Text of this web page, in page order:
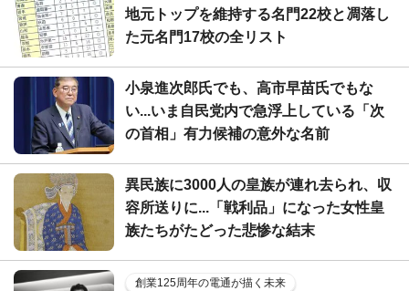
地元トップを維持する名門22校と凋落し
た元名門17校の全リスト
小泉進次郎氏でも、高市早苗氏でもな
い...いま自民党内で急浮上している「次
の首相」有力候補の意外な名前
異民族に3000人の皇族が連れ去られ、収
容所送りに...「戦利品」になった女性皇
族たちがたどった悲惨な結末
創業125周年の電通が描く未来